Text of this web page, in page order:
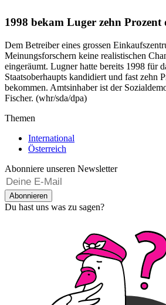
1998 bekam Luger zehn Prozent
Dem Betreiber eines grossen
Meinungsforschern keine realistischen
eingeräumt. Lugner hatte bereits 1998 für
Staatsoberhaupts kandidiert und fast zehn
bekommen. Amtsinhaber ist der
Fischer. (whr/sda/dpa)
Themen
International
Österreich
Abonniere unseren Newsletter
Abonnieren
Du hast uns was zu sagen?